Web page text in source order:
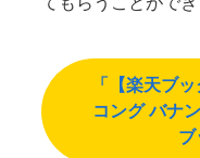
「【楽天ブ
コング バナ
ブ